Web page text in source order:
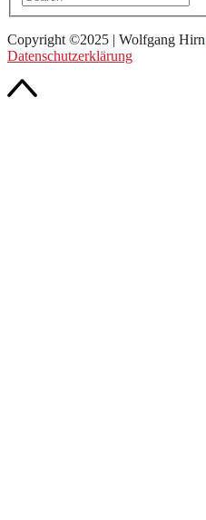
Copyright ©2025 | Wolfgang Hirn
Datenschutzerklärung